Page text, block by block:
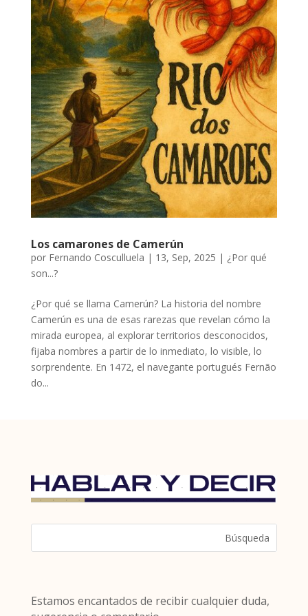
Los camarones de Camerún
por Fernando Cosculluela | 13, Sep, 2025 | ¿Por qué
son...?
¿Por qué se llama Camerún? La historia del nombre
Camerún es una de esas rarezas que revelan cómo la
mirada europea, al explorar territorios desconocidos,
fijaba nombres a partir de lo inmediato, lo visible, lo
sorprendente. En 1472, el navegante portugués Fernão
do...
Estamos encantados de recibir cualquier duda,